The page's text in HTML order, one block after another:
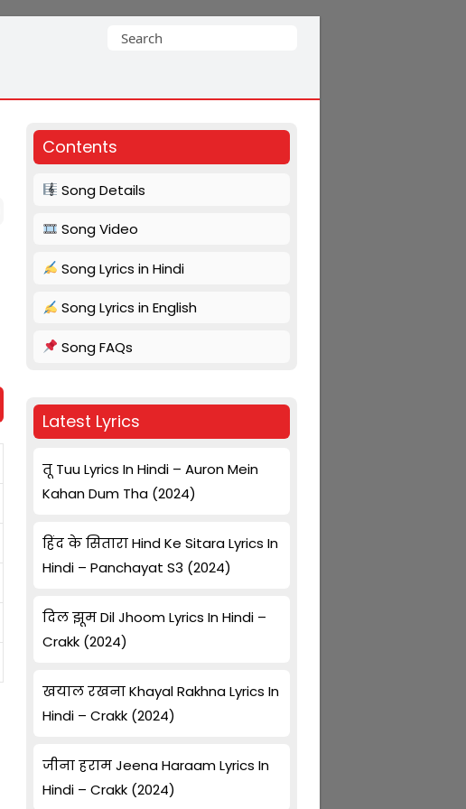
Search
Contents
Song Details
Song Video
Song Lyrics in Hindi
Song Lyrics in English
Song FAQs
Latest Lyrics
तू Tuu Lyrics In Hindi – Auron Mein
Kahan Dum Tha (2024)
हिंद के सितारा Hind Ke Sitara Lyrics In
Hindi – Panchayat S3 (2024)
दिल झूम Dil Jhoom Lyrics In Hindi –
Crakk (2024)
खयाल रखना Khayal Rakhna Lyrics In
Hindi – Crakk (2024)
जीना हराम Jeena Haraam Lyrics In
Hindi – Crakk (2024)